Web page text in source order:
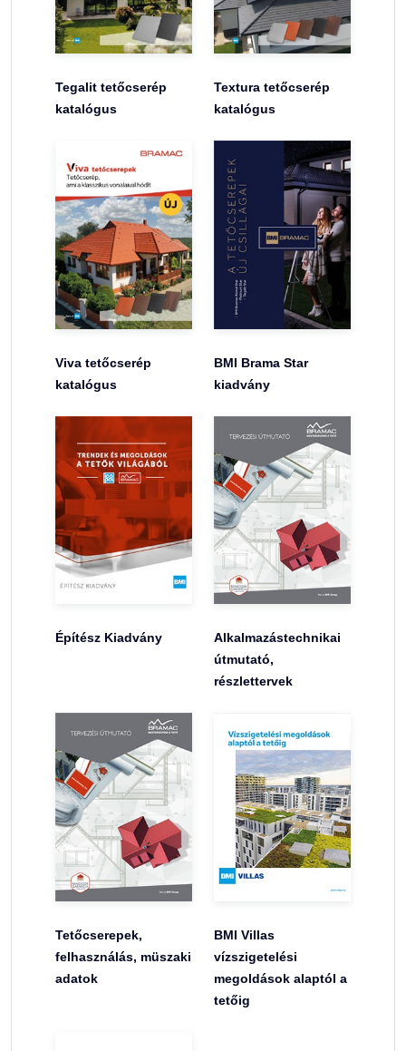
Tegalit tetőcserép
katalógus
Textura tetőcserép
katalógus
Viva tetőcserép
katalógus
BMI Brama Star
kiadvány
Építész Kiadvány
Alkalmazástechnikai
útmutató,
részlettervek
Tetőcserepek,
felhasználás, müszaki
adatok
BMI Villas
vízszigetelési
megoldások alaptól a
tetőig